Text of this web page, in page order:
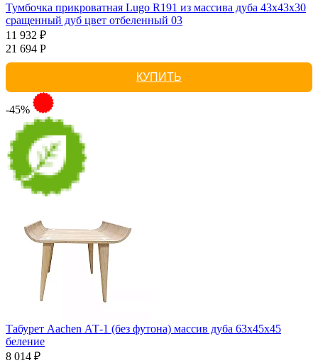
Тумбочка прикроватная Lugo R191 из массива дуба 43х43х30
сращенный дуб цвет отбеленный 03
11 932 ₽
21 694 Р
КУПИТЬ
-45%
Табурет Aachen АТ-1 (без футона) массив дуба 63х45х45
беление
8 014 ₽